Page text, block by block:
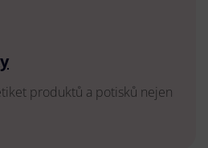
produktů a potisků nejen